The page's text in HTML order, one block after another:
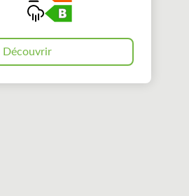
Découvrir